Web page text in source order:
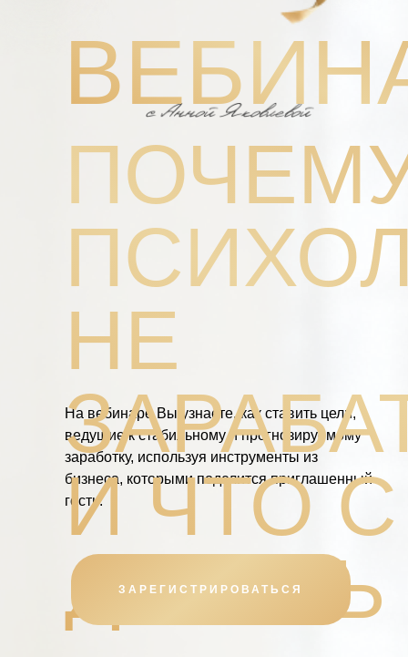
На вебинаре Вы узнаете, как ставить цели,
ведущие к стабильному и прогнозируемому
заработку, используя инструменты из
бизнеса, которыми поделится приглашенный
гость.
НЕ
И ЧТО
ДЕЛАТЬ
ЗАРЕГИСТРИРОВАТЬСЯ